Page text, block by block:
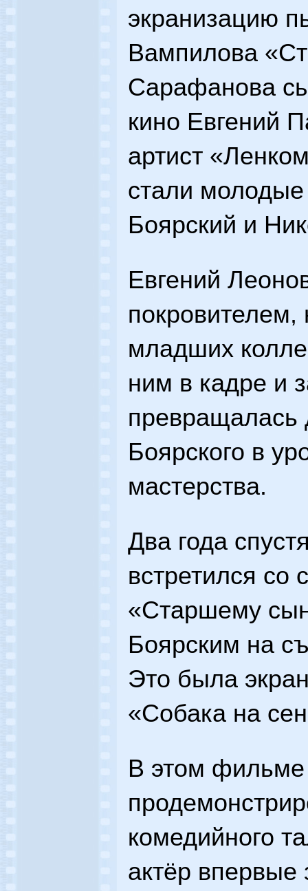
экранизацию
Вампилова
Сарафанова
кино Евгений
артист
стали
Боярский и
Евгений
покровителем,
младших
ним в кадре и
превращалась
Боярского в
мастерства.
Два года
встретился со
«Старшему
Боярским на
Это была
«Собака на
В этом фильме
комедийного
актёр впервые